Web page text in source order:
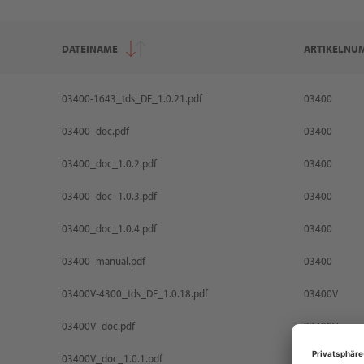
DATEINAME
03400-1643_tds_DE_1.0.21.pdf
03400
03400_doc.pdf 03400
03400_doc_1.0.2.pdf 03400
03400_doc_1.0.3.pdf 03400
03400_doc_1.0.4.pdf 03400
03400_manual.pdf 03400
03400V-4300_tds_DE_1.0.18.pdf 03400V
03400V_doc.pdf 03400V
03400V_doc_1.0.1.pdf 03400V